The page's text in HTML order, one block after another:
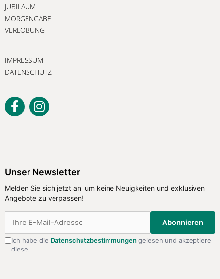
JUBILÄUM
MORGENGABE
VERLOBUNG
IMPRESSUM
DATENSCHUTZ
Unser Newsletter
Melden Sie sich jetzt an, um keine Neuigkeiten und exklusiven
Angebote zu verpassen!
Abonnieren
Ich habe die Datenschutzbestimmungen gelesen und akzeptiere
diese.
zu verpassen!
Abonnieren